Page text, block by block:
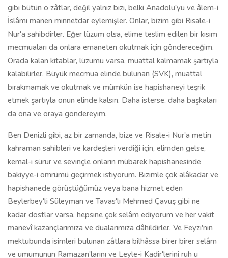
gibi bütün o zâtlar, değil yalnız bizi, belki Anadolu'yu ve âlem-i
İslâmı manen minnetdar eylemişler. Onlar, bizim gibi Risale-i
Nur'a sahibdirler. Eğer lüzum olsa, elime teslim edilen bir kısım
mecmuaları da onlara emaneten okutmak için göndereceğim.
Orada kalan kitablar, lüzumu varsa, muattal kalmamak şartıyla
kalabilirler. Büyük mecmua elinde bulunan (SVK), muattal
bırakmamak ve okutmak ve mümkün ise hapishaneyi teşrik
etmek şartıyla onun elinde kalsın. Daha isterse, daha başkaları
da ona ve oraya göndereyim.
Ben Denizli gibi, az bir zamanda, bize ve Risale-i Nur'a metin
kahraman sahibleri ve kardeşleri verdiği için, elimden gelse,
kemal-i sürur ve sevinçle onların mübarek hapishanesinde
bakiyye-i ömrümü geçirmek istiyorum. Bizimle çok alâkadar ve
hapishanede görüştüğümüz veya bana hizmet eden
Beylerbey'li Süleyman ve Tavas'lı Mehmed Çavuş gibi ne
kadar dostlar varsa, hepsine çok selâm ediyorum ve her vakit
manevî kazançlarımıza ve dualarımıza dâhildirler. Ve Feyzi'nin
mektubunda isimleri bulunan zâtlara bilhâssa birer birer selâm
ve umumunun Ramazan'larını ve Leyle-i Kadir'lerini ruh u